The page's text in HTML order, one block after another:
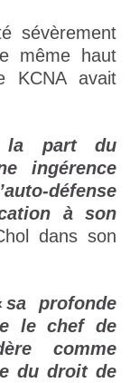
sévèrement
même haut
KCNA avait
la part du
ingérence
défense
à son
dans son
sa profonde
le chef de
comme
du droit de